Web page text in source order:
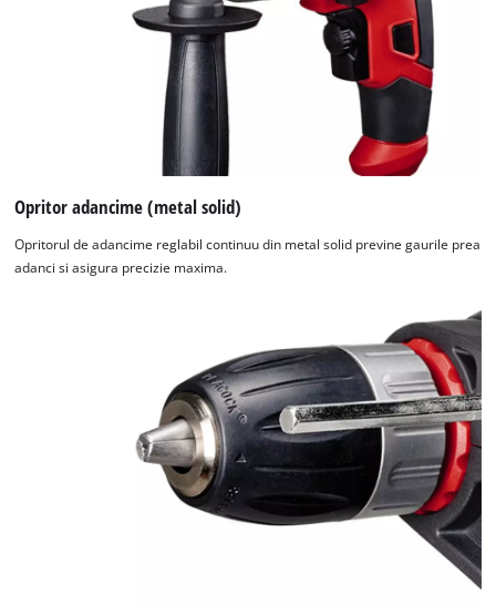
Opritor adancime (metal solid)
Opritorul de adancime reglabil continuu din metal solid previne gaurile prea
adanci si asigura precizie maxima.